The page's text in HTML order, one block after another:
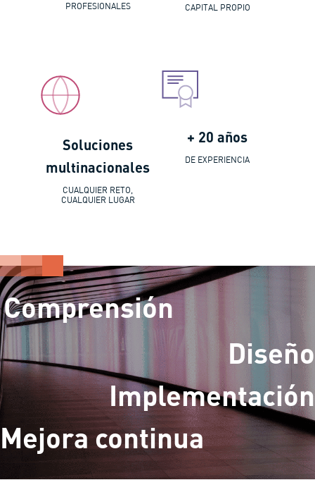
PROFESIONALES CAPITAL PROPIO
Soluciones
multinacionales
CUALQUIER RETO,
CUALQUIER LUGAR
+ 20 años
DE EXPERIENCIA
Comprensión
Diseño
Implementación
Mejora continua